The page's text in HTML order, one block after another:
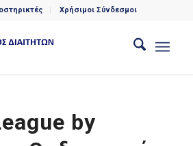
Χρήσιμοι Σύνδεσμοι
by